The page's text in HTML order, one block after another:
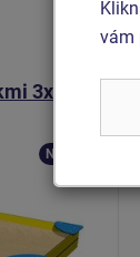
3x1,5
Novinka
vám